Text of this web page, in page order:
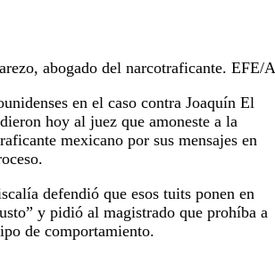
abogado del narcotraficante. EFE/
en el caso contra Joaquín El
hoy al juez que amoneste a la
mexicano por sus mensajes en
defendió que esos tuits ponen en
y pidió al magistrado que prohíba a
de comportamiento.